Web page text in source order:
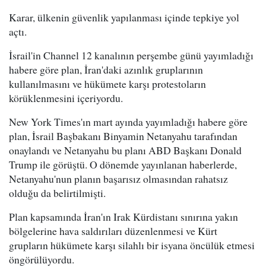
Karar, ülkenin güvenlik yapılanması içinde tepkiye yol
açtı.
İsrail'in Channel 12 kanalının perşembe günü yayımladığı
habere göre plan, İran'daki azınlık gruplarının
kullanılmasını ve hükümete karşı protestoların
körüklenmesini içeriyordu.
New York Times'ın mart ayında yayımladığı habere göre
plan, İsrail Başbakanı Binyamin Netanyahu tarafından
onaylandı ve Netanyahu bu planı ABD Başkanı Donald
Trump ile görüştü. O dönemde yayınlanan haberlerde,
Netanyahu'nun planın başarısız olmasından rahatsız
olduğu da belirtilmişti.
Plan kapsamında İran'ın Irak Kürdistanı sınırına yakın
bölgelerine hava saldırıları düzenlenmesi ve Kürt
grupların hükümete karşı silahlı bir isyana öncülük etmesi
öngörülüyordu.